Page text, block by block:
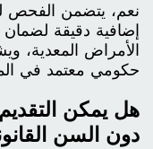
نعم، يتضمن الفحص
إضافية دقيقة لضمان
الأمراض
حكومي معتمد في
هل يمكن
دون السن